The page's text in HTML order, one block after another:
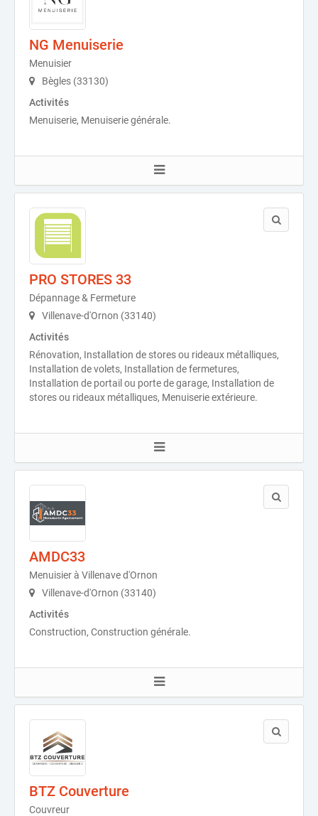
NG Menuiserie
Menuisier
Bègles (33130)
Activités
Menuiserie, Menuiserie générale.
PRO STORES 33
Dépannage & Fermeture
Villenave-d'Ornon (33140)
Activités
Rénovation, Installation de stores ou rideaux métalliques,
Installation de volets, Installation de fermetures,
Installation de portail ou porte de garage, Installation de
stores ou rideaux métalliques, Menuiserie extérieure.
AMDC33
Menuisier à Villenave d'Ornon
Villenave-d'Ornon (33140)
Activités
Construction, Construction générale.
BTZ Couverture
Couvreur